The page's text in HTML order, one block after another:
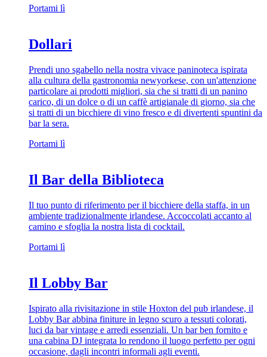
Portami lì
Dollari
Prendi uno sgabello nella nostra vivace paninoteca ispirata
alla cultura della gastronomia newyorkese, con un'attenzione
particolare ai prodotti migliori, sia che si tratti di un panino
carico, di un dolce o di un caffè artigianale di giorno, sia che
si tratti di un bicchiere di vino fresco e di divertenti spuntini da
bar la sera.
Portami lì
Il Bar della Biblioteca
Il tuo punto di riferimento per il bicchiere della staffa, in un
ambiente tradizionalmente irlandese. Accoccolati accanto al
camino e sfoglia la nostra lista di cocktail.
Portami lì
Il Lobby Bar
Ispirato alla rivisitazione in stile Hoxton del pub irlandese, il
Lobby Bar abbina finiture in legno scuro a tessuti colorati,
luci da bar vintage e arredi essenziali. Un bar ben fornito e
una cabina DJ integrata lo rendono il luogo perfetto per ogni
occasione, dagli incontri informali agli eventi.